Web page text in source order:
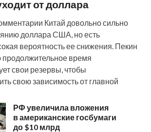
от доллара
Китай довольно сильно
доллара США, но есть
вероятность ее снижения. Пекин
продолжительное время
свои резервы, чтобы
свою зависимость от главной
РФ увеличила вложения
в американские госбумаги
до $10 млрд